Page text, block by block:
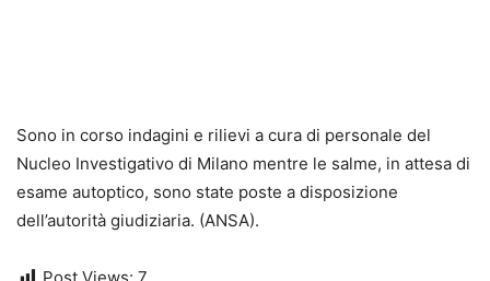
Sono in corso indagini e rilievi a cura di personale del
Nucleo Investigativo di Milano mentre le salme, in attesa di
esame autoptico, sono state poste a disposizione
dell’autorità giudiziaria. (ANSA).